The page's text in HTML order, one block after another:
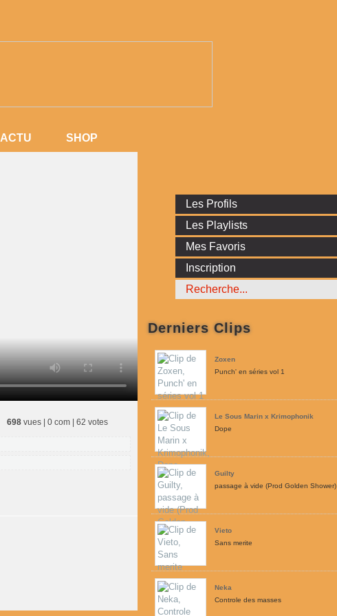
SHOP
ACTU
698 vues | 0 com | 62 votes
Les Profils
Les Playlists
Mes Favoris
Inscription
Derniers Clips
Zoxen
Punch' en séries vol 1
Le Sous Marin x Krimophonik
Dope
Guilty
passage à vide (Prod Golden Shower)
Vieto
Sans merite
Neka
Controle des masses